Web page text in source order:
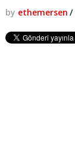
by ethemersen /